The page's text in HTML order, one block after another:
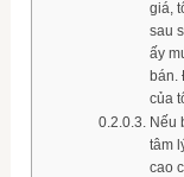
giá,
sau
ấy
bán.
của
Nếu
tâm
cao